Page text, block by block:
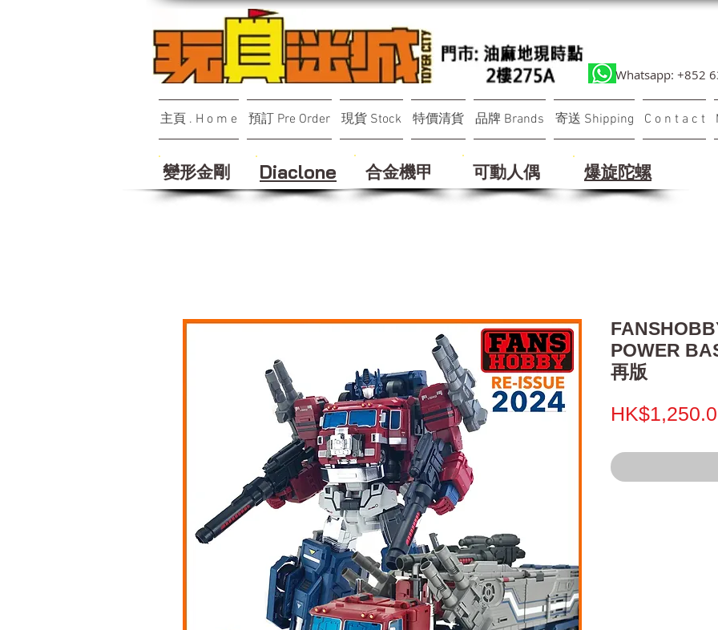
Whatsapp: +852
主頁 . H o m e 預訂 Pre Order 現貨 Stock 特價清貨 品牌 Brands 寄送 Shipping C o n t a c t
變形金剛 Diaclone 合金機甲 可動人偶 ​爆旋陀螺
POWER
再版